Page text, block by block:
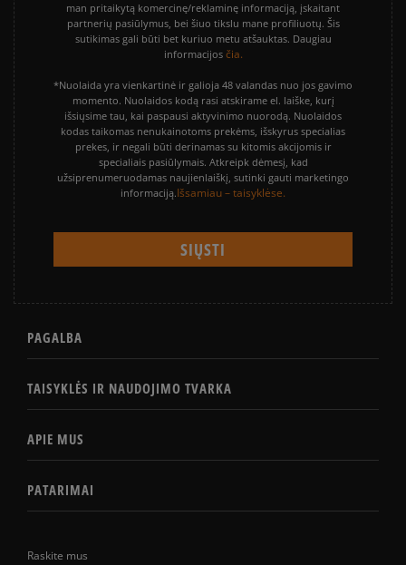
Raskite mus
man pritaikytą komercinę/reklaminę informaciją, įskaitant
partnerių pasiūlymus, bei šiuo tikslu mane profiliuotų. Šis
sutikimas gali būti bet kuriuo metu atšauktas. Daugiau
informacijos čia.
*Nuolaida yra vienkartinė ir galioja 48 valandas nuo jos gavimo
momento. Nuolaidos kodą rasi atskirame el. laiške, kurį
išsiųsime tau, kai paspausi aktyvinimo nuorodą. Nuolaidos
kodas taikomas nenukainotoms prekėms, išskyrus specialias
prekes, ir negali būti derinamas su kitomis akcijomis ir
specialiais pasiūlymais. Atkreipk dėmesį, kad
užsiprenumeruodamas naujienlaiškį, sutinki gauti marketingo
informaciją.Išsamiau – taisyklėse.
PAGALBA
TAISYKLĖS IR NAUDOJIMO TVARKA
APIE MUS
PATARIMAI